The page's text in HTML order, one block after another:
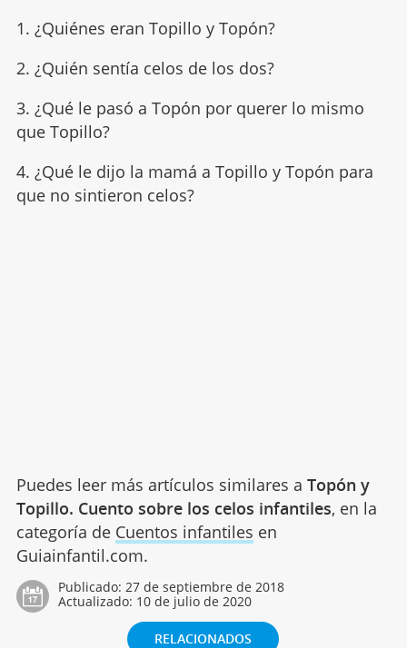
1. ¿Quiénes eran Topillo y Topón?
2. ¿Quién sentía celos de los dos?
3. ¿Qué le pasó a Topón por querer lo mismo
que Topillo?
4. ¿Qué le dijo la mamá a Topillo y Topón para
que no sintieron celos?
Puedes leer más artículos similares a Topón y
Topillo. Cuento sobre los celos infantiles, en la
categoría de Cuentos infantiles en
Guiainfantil.com.
Publicado: 27 de septiembre de 2018
Actualizado: 10 de julio de 2020
RELACIONADOS